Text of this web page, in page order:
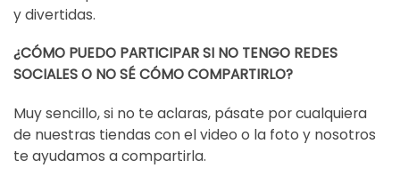
y divertidas.
¿CÓMO PUEDO PARTICIPAR SI NO TENGO REDES
SOCIALES O NO SÉ CÓMO COMPARTIRLO?
Muy sencillo, si no te aclaras, pásate por cualquiera
de nuestras tiendas con el video o la foto y nosotros
te ayudamos a compartirla.